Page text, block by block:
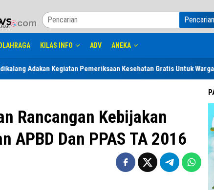
Pencarian
KILAS INFO ADV ANEKA
Pemeriksaan Kesehatan Gratis Untuk Warga Binaan dan
Rancangan Kebijakan
APBD Dan PPAS TA 2016